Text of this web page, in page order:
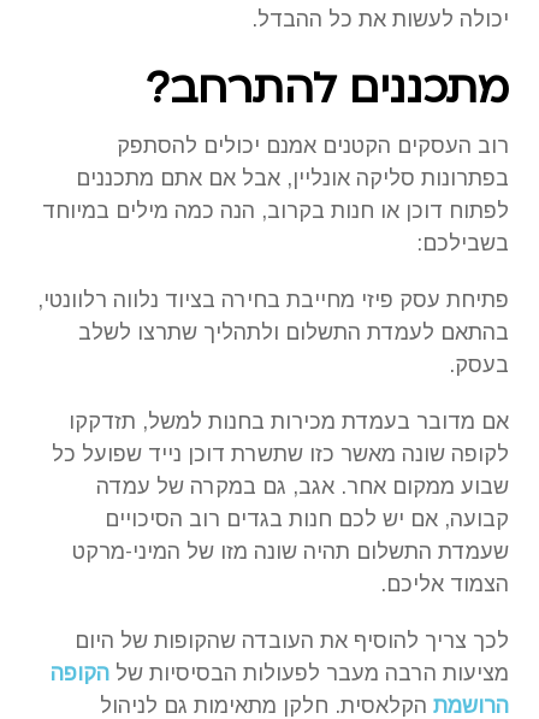
יכולה לעשות את כל ההבדל.
מתכננים להתרחב?
רוב העסקים הקטנים אמנם יכולים להסתפק
בפתרונות סליקה אונליין, אבל אם אתם מתכננים
לפתוח דוכן או חנות בקרוב, הנה כמה מילים במיוחד
בשבילכם:
פתיחת עסק פיזי מחייבת בחירה בציוד נלווה רלוונטי,
בהתאם לעמדת התשלום ולתהליך שתרצו לשלב
בעסק.
אם מדובר בעמדת מכירות בחנות למשל, תזדקקו
לקופה שונה מאשר כזו שתשרת דוכן נייד שפועל כל
שבוע ממקום אחר. אגב, גם במקרה של עמדה
קבועה, אם יש לכם חנות בגדים רוב הסיכויים
שעמדת התשלום תהיה שונה מזו של המיני-מרקט
הצמוד אליכם.
לכך צריך להוסיף את העובדה שהקופות של היום
מציעות הרבה מעבר לפעולות הבסיסיות של הקופה
הרושמת הקלאסית. חלקן מתאימות גם לניהול